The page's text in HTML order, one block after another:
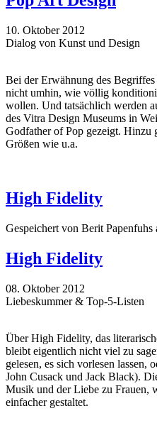
10. Oktober 2012
Dialog von Kunst und Design
Bei der Erwähnung des
nicht umhin, wie völlig
wollen. Und tatsächlich werden
des Vitra Design Museums in
Godfather of Pop gezeigt. Hinzu
Größen wie u.a.
High Fidelity
Gespeichert von Berit Papenfuhs
High Fidelity
08. Oktober 2012
Liebeskummer & Top-5-Listen
Über High Fidelity, das
bleibt eigentlich nicht viel zu
gelesen, es sich vorlesen lassen,
John Cusack und Jack Black).
Musik und der Liebe zu Frauen,
einfacher gestaltet.